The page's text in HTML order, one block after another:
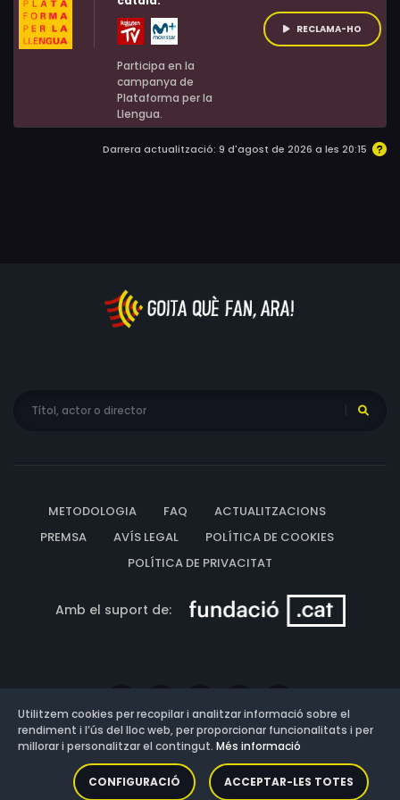
Participa en la
campanya de
Plataforma per la
Llengua.
RECLAMA-HO
Darrera actualització: 9 d'agost de 2026 a les 20:15
METODOLOGIA FAQ
ACTUALITZACIONS
PREMSA
AVÍS LEGAL
POLÍTICA DE COOKIES
POLÍTICA DE PRIVACITAT
Amb el suport de:
Versió: 3.13.0.202607011342
Utilitzem cookies per recopilar i analitzar informació sobre el
rendiment i l’ús del lloc web, per proporcionar funcionalitats i per
millorar i personalitzar el contingut. Més informació
CONFIGURACIÓ ACCEPTAR-LES TOTES